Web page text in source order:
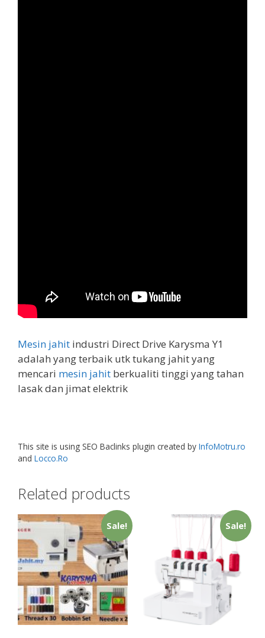
Mesin jahit industri Direct Drive Karysma Y1
adalah yang terbaik utk tukang jahit yang
mencari mesin jahit berkualiti tinggi yang tahan
lasak dan jimat elektrik
This site is using SEO Baclinks plugin created by InfoMotru.ro
and Locco.Ro
Related products
Sale! Sale!